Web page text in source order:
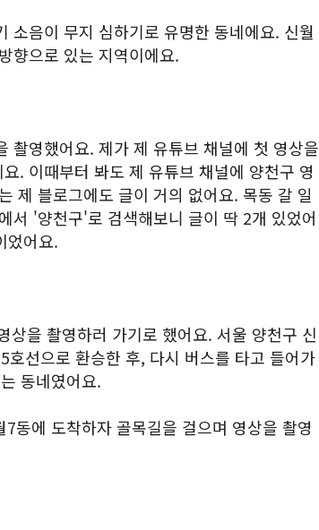
소음이 무지 심하기로 유명한 동네에요. 신월
향으로 있는 지역이에요.
촬영했어요. 제가 제 유튜브 채널에 첫 영상을
. 이때부터 봐도 제 유튜브 채널에 양천구 영
제 블로그에도 글이 거의 없어요. 목동 갈 일
서 '양천구'로 검색해보니 글이 딱 2개 있었어
었어요.
상을 촬영하러 가기로 했어요. 서울 양천구 신
선으로 환승한 후, 다시 버스를 타고 들어가
동네였어요.
동에 도착하자 골목길을 걸으며 영상을 촬영